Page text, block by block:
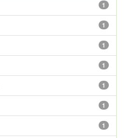
1
1
1
1
1
1
1